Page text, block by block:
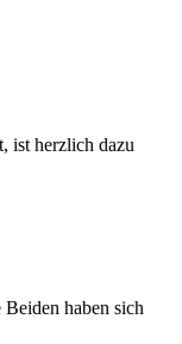
ist herzlich dazu
haben sich